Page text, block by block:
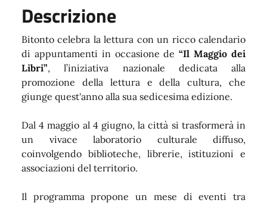
Descrizione
Bitonto celebra la lettura con un ricco calendario
di appuntamenti in occasione de“Il Maggio dei
Libri”, l’iniziativa nazionale dedicata alla
promozione della lettura e della cultura, che
giunge quest'anno alla sua sedicesima edizione.
Dal 4 maggio al 4 giugno, la città si trasformerà in
un vivace laboratorio culturale diffuso,
coinvolgendo biblioteche, librerie, istituzioni e
associazioni del territorio.
Il programma propone un mese di eventi tra